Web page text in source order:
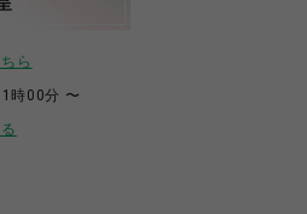
ら
時00分 〜